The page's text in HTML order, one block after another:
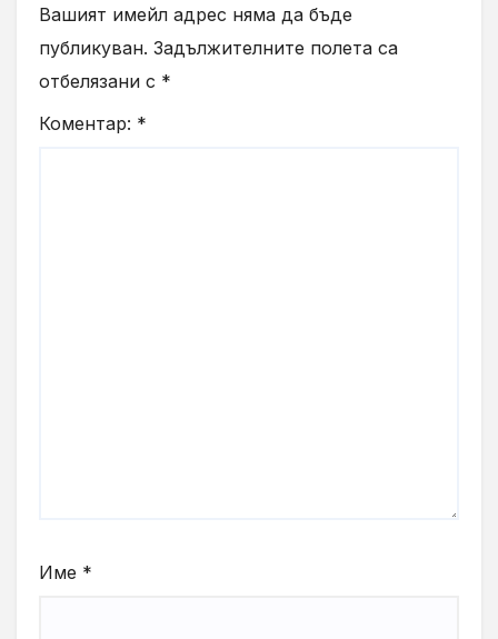
Вашият имейл адрес няма да бъде
публикуван. Задължителните полета са
отбелязани с *
Коментар: *
Име *